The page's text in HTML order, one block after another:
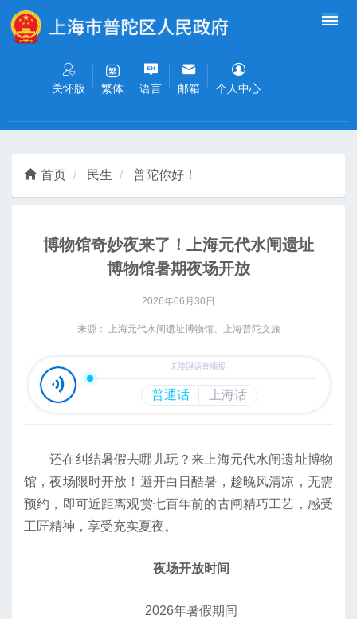
无障碍操作说明
关怀版 繁体 语言 邮箱 个人中心
首页 民生 普陀你好！
博物馆奇妙夜来了！上海元代水闸遗址
博物馆暑期夜场开放
2026年06月30日
来源： 上海元代水闸遗址博物馆、上海普陀文旅
还在纠结暑假去哪儿玩？来上海元代水闸遗址博物
馆，夜场限时开放！避开白日酷暑，趁晚风清凉，无需
预约，即可近距离观赏七百年前的古闸精巧工艺，感受
工匠精神，享受充实夏夜。
夜场开放时间
2026年暑假期间